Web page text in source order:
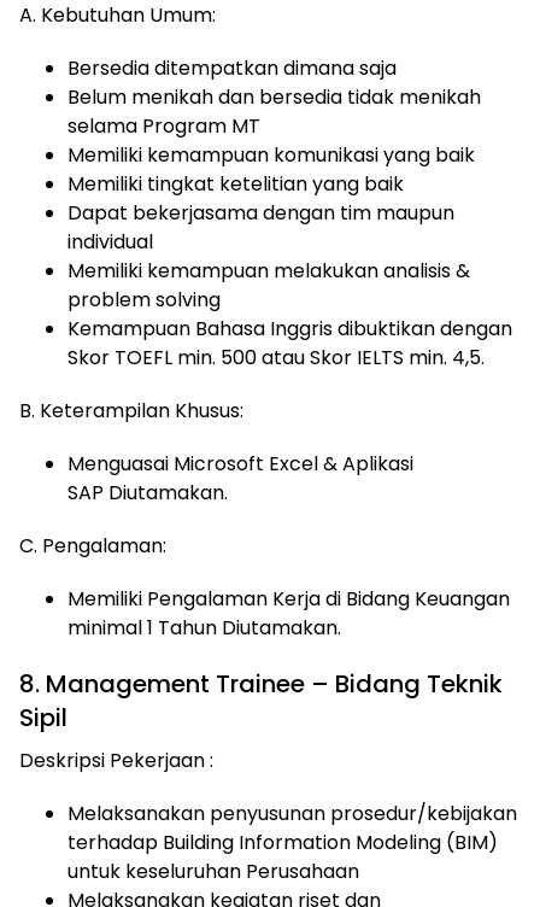
A. Kebutuhan Umum:
Bersedia ditempatkan dimana saja
Belum menikah dan bersedia tidak menikah
selama Program MT
Memiliki kemampuan komunikasi yang baik
Memiliki tingkat ketelitian yang baik
Dapat bekerjasama dengan tim maupun
individual
Memiliki kemampuan melakukan analisis &
problem solving
Kemampuan Bahasa Inggris dibuktikan dengan
Skor TOEFL min. 500 atau Skor IELTS min. 4,5.
B. Keterampilan Khusus:
Menguasai Microsoft Excel & Aplikasi
SAP Diutamakan.
C. Pengalaman:
Memiliki Pengalaman Kerja di Bidang Keuangan
minimal 1 Tahun Diutamakan.
8. Management Trainee – Bidang Teknik
Sipil
Deskripsi Pekerjaan :
Melaksanakan penyusunan prosedur/kebijakan
terhadap Building Information Modeling (BIM)
untuk keseluruhan Perusahaan
Melaksanakan kegiatan riset dan